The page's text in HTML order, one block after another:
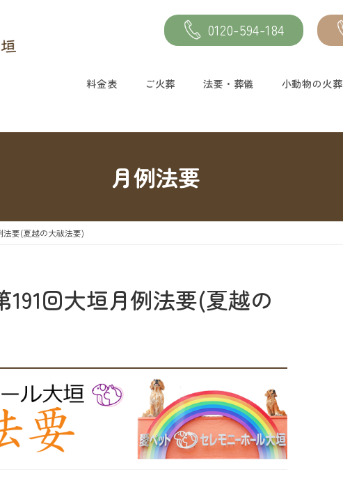
0120-594-184
料金表 ご火葬 法要・葬儀 小動物の火葬
月例法要
要(夏越の大祓法要)
回大垣月例法要(夏越の